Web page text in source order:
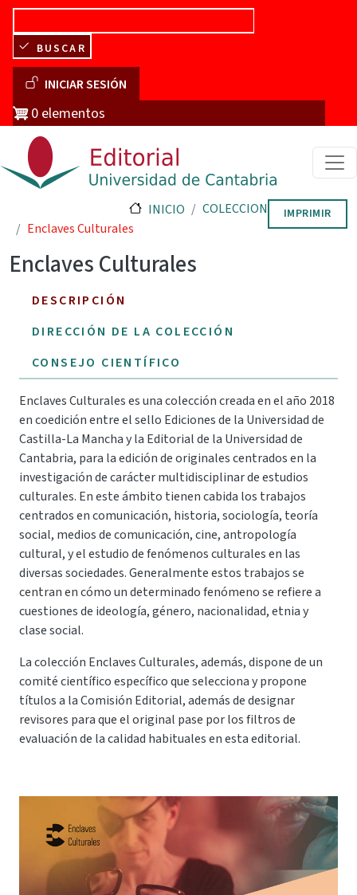
Pasar al contenido principal
BUSCAR
Menú de cuenta de usuario
INICIAR SESIÓN
0 elementos
INICIO
COLECCION
Enclaves Culturales
Enclaves Culturales
IMPRIMIR
DESCRIPCIÓN
DIRECCIÓN DE LA COLECCIÓN
CONSEJO CIENTÍFICO
Enclaves Culturales es una colección creada en el año 2018
en coedición entre el sello Ediciones de la Universidad de
Castilla-La Mancha y la Editorial de la Universidad de
Cantabria, para la edición de originales centrados en la
investigación de carácter multidisciplinar de estudios
culturales. En este ámbito tienen cabida los trabajos
centrados en comunicación, historia, sociología, teoría
social, medios de comunicación, cine, antropología
cultural, y el estudio de fenómenos culturales en las
diversas sociedades. Generalmente estos trabajos se
centran en cómo un determinado fenómeno se refiere a
cuestiones de ideología, género, nacionalidad, etnia y
clase social.
La colección Enclaves Culturales, además, dispone de un
comité científico específico que selecciona y propone
títulos a la Comisión Editorial, además de designar
revisores para que el original pase por los filtros de
evaluación de la calidad habituales en esta editorial.